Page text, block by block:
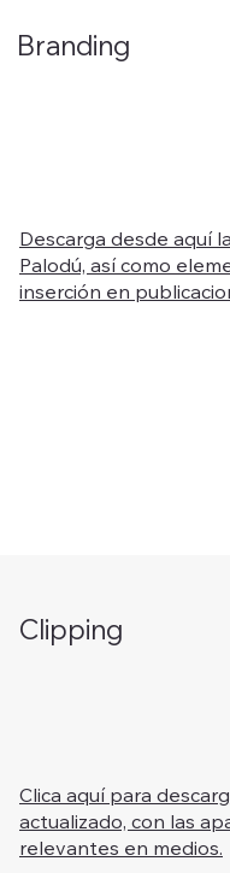
Clipping
Clica aquí para
actualizado, con las
relevantes en medios.
Branding
Descarga desde aquí
Palodú, así como
inserción en